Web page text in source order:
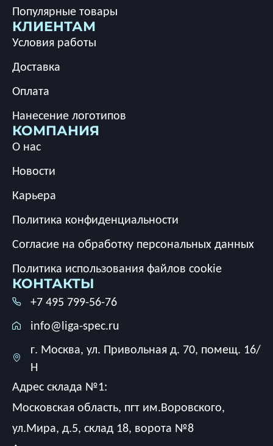
Популярные товары
КЛИЕНТАМ
Условия работы
Доставка
Оплата
Нанесение логотипов
КОМПАНИЯ
О нас
Новости
Карьера
Политика конфиденциальности
Согласие на обработку персональных данных
Политика использования файлов cookie
КОНТАКТЫ
+7 495 799-56-76
info@liga-spec.ru
г. Москва, ул. Привольная д. 70, помещ. 16/
Н
Адрес склада №1:
Московская область, пгт им.Воровского,
ул.Мира, д.5, склад 18, ворота №8